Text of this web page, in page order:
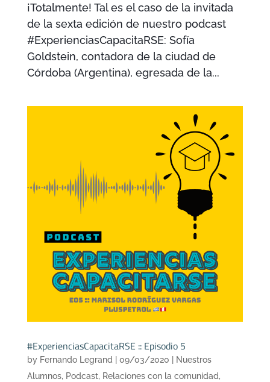
¡Totalmente! Tal es el caso de la invitada
de la sexta edición de nuestro podcast
#ExperienciasCapacitaRSE: Sofía
Goldstein, contadora de la ciudad de
Córdoba (Argentina), egresada de la...
#ExperienciasCapacitaRSE :: Episodio 5
by Fernando Legrand 09/03/2020
Nuestros
Alumnos, Podcast, Relaciones con la comunidad,